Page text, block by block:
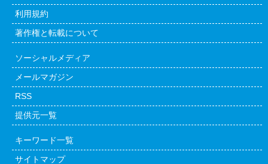
利用規約
著作権と転載について
ソーシャルメディア
メールマガジン
RSS
提供元一覧
キーワード一覧
サイトマップ